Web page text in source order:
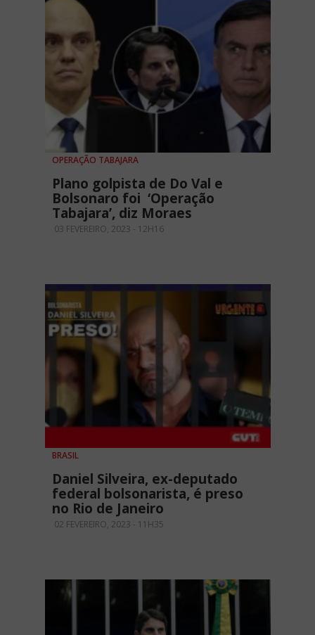
OPERAÇÃO TABAJARA
Plano golpista de Do Val e
Bolsonaro foi ‘Operação
Tabajara’, diz Moraes
03 FEVEREIRO, 2023 - 12H16
BRASIL
Daniel Silveira, ex-deputado
federal bolsonarista, é preso
no Rio de Janeiro
02 FEVEREIRO, 2023 - 11H35